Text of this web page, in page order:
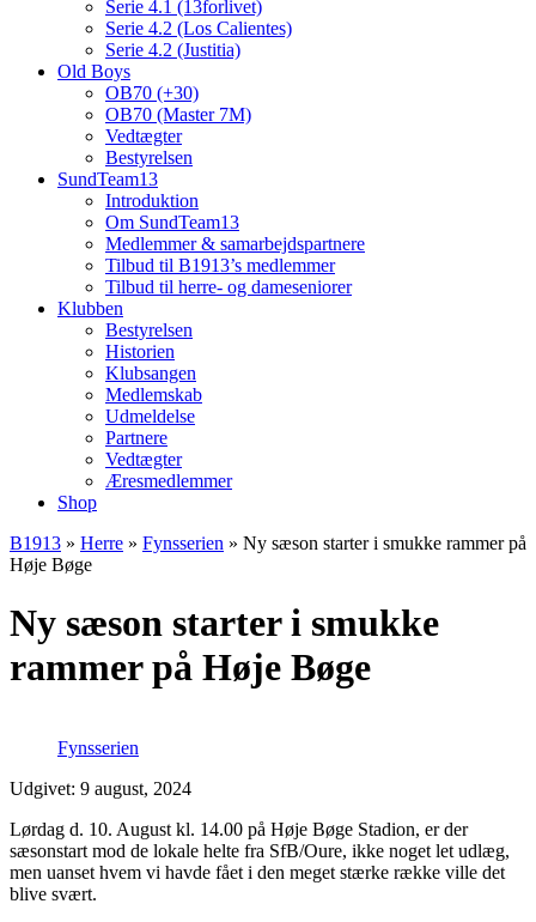
Serie 4.1 (13forlivet)
Serie 4.2 (Los Calientes)
Serie 4.2 (Justitia)
Old Boys
OB70 (+30)
OB70 (Master 7M)
Vedtægter
Bestyrelsen
SundTeam13
Introduktion
Om SundTeam13
Medlemmer & samarbejdspartnere
Tilbud til B1913’s medlemmer
Tilbud til herre- og dameseniorer
Klubben
Bestyrelsen
Historien
Klubsangen
Medlemskab
Udmeldelse
Partnere
Vedtægter
Æresmedlemmer
Shop
B1913 » Herre » Fynsserien » Ny sæson starter i smukke rammer på
Høje Bøge
Ny sæson starter i smukke
rammer på Høje Bøge
Fynsserien
Udgivet: 9 august, 2024
Lørdag d. 10. August kl. 14.00 på Høje Bøge Stadion, er der
sæsonstart mod de lokale helte fra SfB/Oure, ikke noget let udlæg,
men uanset hvem vi havde fået i den meget stærke række ville det
blive svært.